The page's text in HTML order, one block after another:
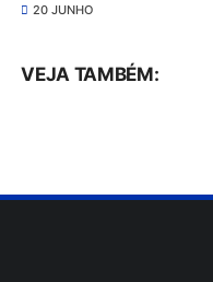
20 JUNHO
VEJA TAMBÉM: